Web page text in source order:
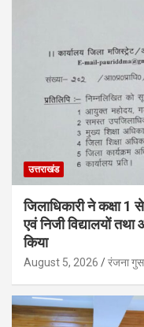
उत्तराखंड
जिलाधिकारी ने कक्षा
एवं निजी विद्यालयों
किया
August 5, 2026 रंजना